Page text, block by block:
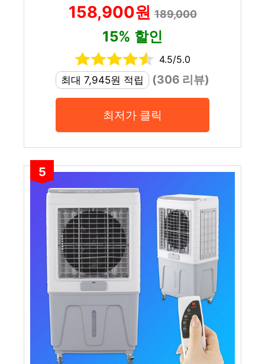
158,900원189,000
15% 할인
4.5/5.0
최대 7,945원 적립
(306 리뷰)
최저가 클릭
5